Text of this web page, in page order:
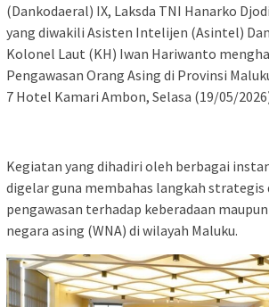
(Dankodaeral) IX, Laksda TNI Hanarko
yang diwakili Asisten Intelijen (Asintel)
Kolonel Laut (KH) Iwan Hariwanto
Pengawasan Orang Asing di Provinsi
7 Hotel Kamari Ambon, Selasa (19/05/
Kegiatan yang dihadiri oleh berbagai
digelar guna membahas langkah strategis
pengawasan terhadap keberadaan
negara asing (WNA) di wilayah Maluku.